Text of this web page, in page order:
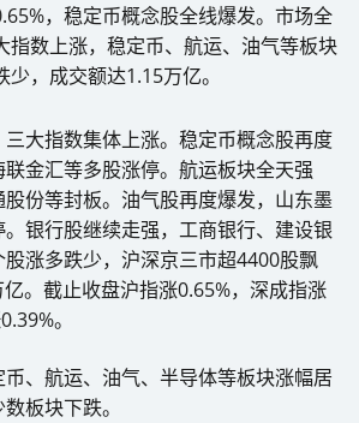
，稳定币概念股全线爆发。市场全
指数上涨，稳定币、航运、油气等板块
，成交额达1.15万亿。
大指数集体上涨。稳定币概念股再度
金汇等多股涨停。航运板块全天强
份等封板。油气股再度爆发，山东墨
银行股继续走强，工商银行、建设银
涨多跌少，沪深京三市超4400股飘
。截止收盘沪指涨0.65%，深成指涨
。
、航运、油气、半导体等板块涨幅居
板块下跌。